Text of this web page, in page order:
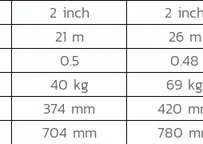
2 inch 2 inch
21 m 26 m
0.5 0.48
40 kg 69 kg
374 mm 420
704 mm 780